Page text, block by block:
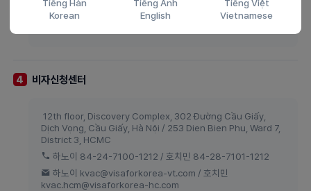
Tiếng Hàn
Korean
Tiếng Anh
English
Tiếng Việt
Vietnamese
hcm03@mofa.go.kr
4 비자신청센터
12th floor, Discovery Complex, 302 Đường Cầu Giấy,
Dịch Vọng, Cầu Giấy, Hà Nội / 253 Dien Bien Phu, Ward 7,
District 3, HCMC
하노이 84-24-7100-1212 / 호치민 84-28-7101-1212
하노이 kvac@visaforkorea-vt.com / 호치민
kvac.hcm@visaforkorea-hc.com